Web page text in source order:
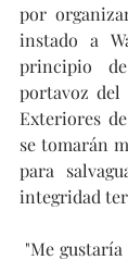
por
instado a
principio
portavoz del
Exteriores
se tomarán
para
integridad